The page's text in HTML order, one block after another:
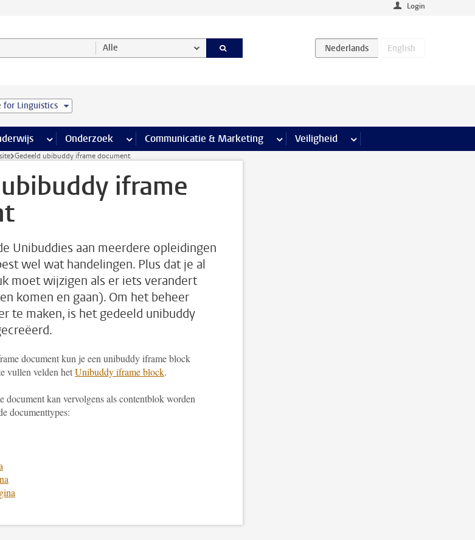
Login
categorie Alle
for Linguistics
pagina’s
meer Onderwijs pagina’s
Onderzoek meer Onderzoek pagina’s
Communicatie & Marketing meer Communicatie & Marketing pagina’s
Veiligheid meer Veiligheid pagina’s
Gedeeld ubibuddy iframe document
iframe
Unibuddies aan meerdere opleidingen
wel wat handelingen. Plus dat je al
moet wijzigen als er iets verandert
komen en gaan). Om het beheer
te maken, is het gedeeld unibuddy
document kun je een unibuddy iframe block
vullen velden hetUnibuddy iframe block.
document kan vervolgens als contentblok worden
documenttypes: